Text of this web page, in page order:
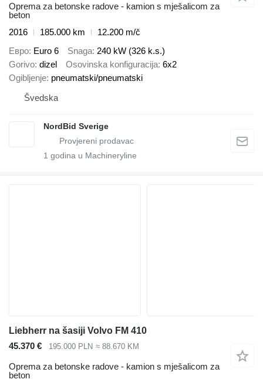
Oprema za betonske radove - kamion s mješalicom za
beton
2016
185.000 km
12.200 m/č
Евро Euro 6 Snaga 240 kW (326 k.s.)
Gorivo dizel Osovinska konfiguracija 6x2
Ogibljenje pneumatski/pneumatski
Švedska
NordBid Sverige
1 godina u Machineryline
Liebherr na šasiji Volvo FM 410
45.370 €
195.000 PLN ≈ 88.670 KM
Oprema za betonske radove - kamion s mješalicom za
beton